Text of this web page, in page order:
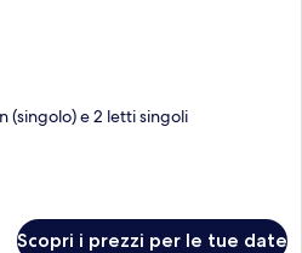
(singolo) e 2 letti singoli
Scopri i prezzi per le tue date